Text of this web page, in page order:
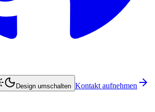
Design umschalten Kontakt aufnehmen